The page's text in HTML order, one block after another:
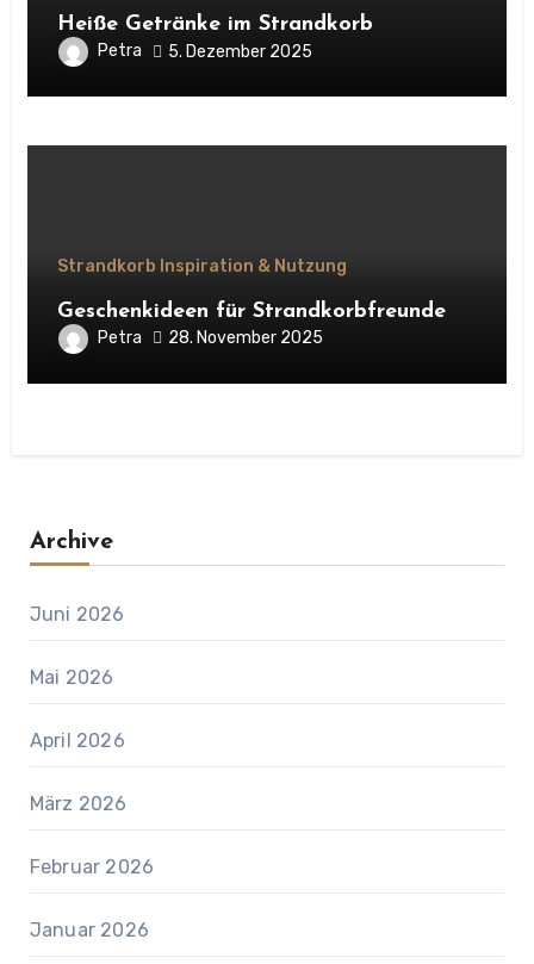
Heiße Getränke im Strandkorb
Petra 5. Dezember 2025
Strandkorb Inspiration & Nutzung
Geschenkideen für Strandkorbfreunde
Petra 28. November 2025
Archive
Juni 2026
Mai 2026
April 2026
März 2026
Februar 2026
Januar 2026